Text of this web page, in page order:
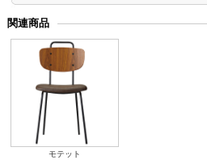
関連商品
モテット